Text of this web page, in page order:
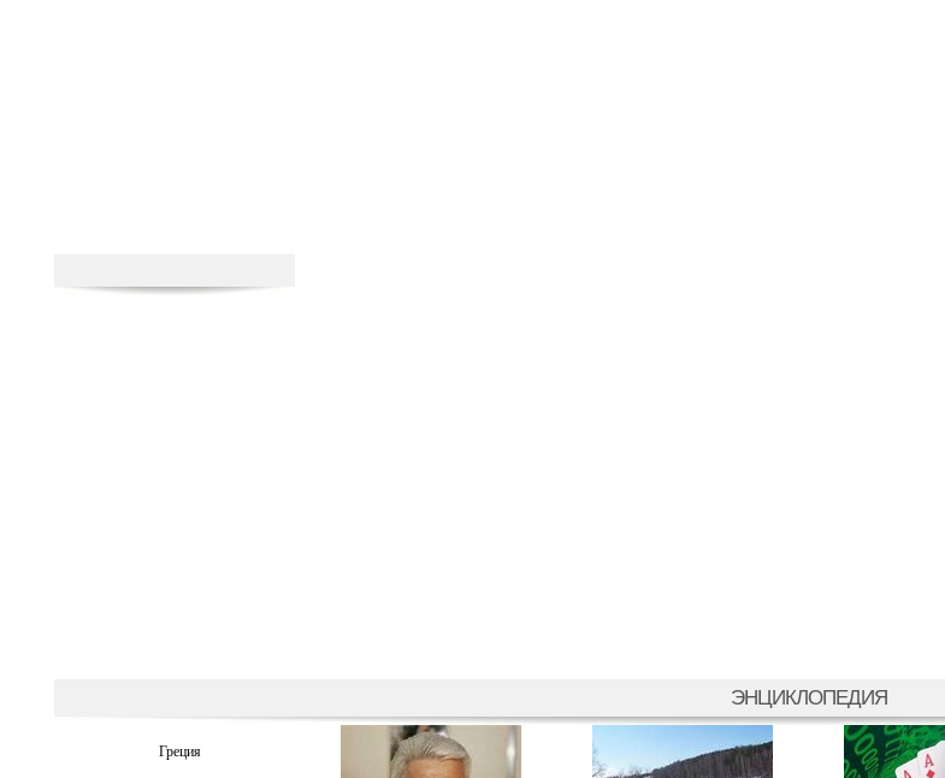
ЭНЦИКЛОПЕДИЯ
Греция